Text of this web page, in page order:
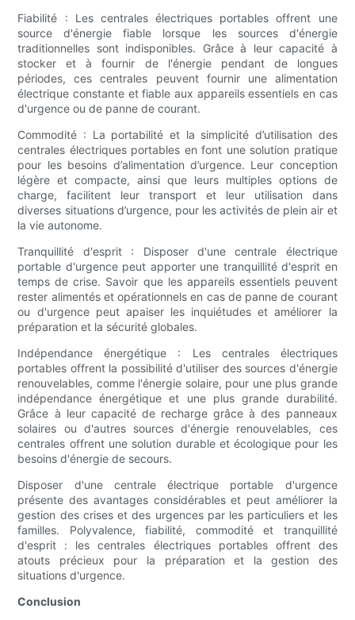
Fiabilité : Les centrales électriques portables offrent une
source d'énergie fiable lorsque les sources d'énergie
traditionnelles sont indisponibles. Grâce à leur capacité à
stocker et à fournir de l'énergie pendant de longues
périodes, ces centrales peuvent fournir une alimentation
électrique constante et fiable aux appareils essentiels en cas
d'urgence ou de panne de courant.
Commodité : La portabilité et la simplicité d’utilisation des
centrales électriques portables en font une solution pratique
pour les besoins d’alimentation d’urgence. Leur conception
légère et compacte, ainsi que leurs multiples options de
charge, facilitent leur transport et leur utilisation dans
diverses situations d’urgence, pour les activités de plein air et
la vie autonome.
Tranquillité d'esprit : Disposer d'une centrale électrique
portable d'urgence peut apporter une tranquillité d'esprit en
temps de crise. Savoir que les appareils essentiels peuvent
rester alimentés et opérationnels en cas de panne de courant
ou d'urgence peut apaiser les inquiétudes et améliorer la
préparation et la sécurité globales.
Indépendance énergétique : Les centrales électriques
portables offrent la possibilité d'utiliser des sources d'énergie
renouvelables, comme l'énergie solaire, pour une plus grande
indépendance énergétique et une plus grande durabilité.
Grâce à leur capacité de recharge grâce à des panneaux
solaires ou d'autres sources d'énergie renouvelables, ces
centrales offrent une solution durable et écologique pour les
besoins d'énergie de secours.
Disposer d'une centrale électrique portable d'urgence
présente des avantages considérables et peut améliorer la
gestion des crises et des urgences par les particuliers et les
familles. Polyvalence, fiabilité, commodité et tranquillité
d'esprit : les centrales électriques portables offrent des
atouts précieux pour la préparation et la gestion des
situations d'urgence.
Conclusion